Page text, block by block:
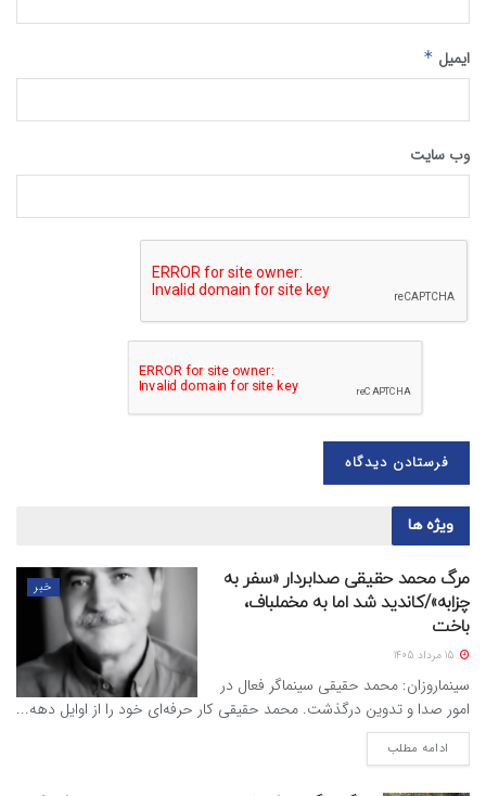
ایمیل *
وب‌ سایت
ویژه ها
خبر
مرگ محمد حقیقی صدابردار «سفر به
چزابه»/کاندید شد اما به مخملباف،
باخت
سینماروزان: محمد حقیقی سینماگر فعال در
امور صدا و تدوین درگذشت. محمد حقیقی کار حرفه‌ای خود را از اوایل دهه...
ادامه مطلب